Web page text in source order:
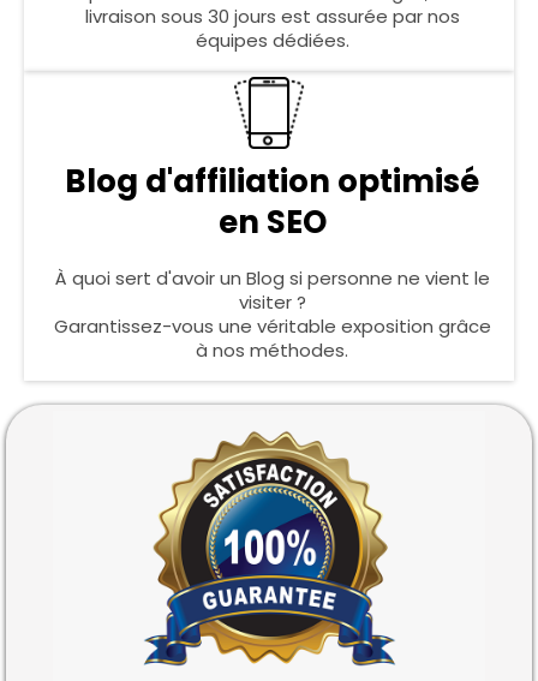
livraison sous 30 jours est assurée par nos
équipes dédiées.
Blog d'affiliation optimisé
en SEO
À quoi sert d'avoir un Blog si personne ne vient le
visiter ?
Garantissez-vous une véritable exposition grâce
à nos méthodes.